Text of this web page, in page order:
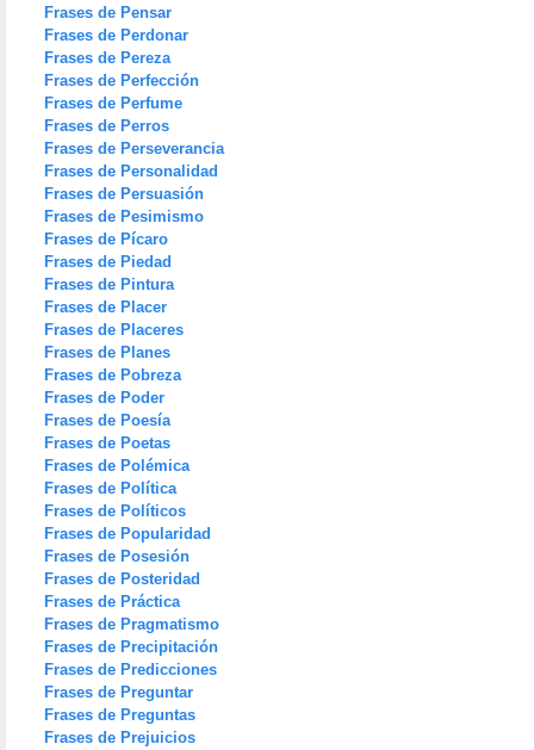
Frases de Pensar
Frases de Perdonar
Frases de Pereza
Frases de Perfección
Frases de Perfume
Frases de Perros
Frases de Perseverancia
Frases de Personalidad
Frases de Persuasión
Frases de Pesimismo
Frases de Pícaro
Frases de Piedad
Frases de Pintura
Frases de Placer
Frases de Placeres
Frases de Planes
Frases de Pobreza
Frases de Poder
Frases de Poesía
Frases de Poetas
Frases de Polémica
Frases de Política
Frases de Políticos
Frases de Popularidad
Frases de Posesión
Frases de Posteridad
Frases de Práctica
Frases de Pragmatismo
Frases de Precipitación
Frases de Predicciones
Frases de Preguntar
Frases de Preguntas
Frases de Prejuicios